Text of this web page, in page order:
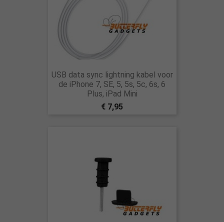
USB data sync lightning kabel voor
de iPhone 7, SE, 5, 5s, 5c, 6s, 6
Plus, iPad Mini
€ 7,95